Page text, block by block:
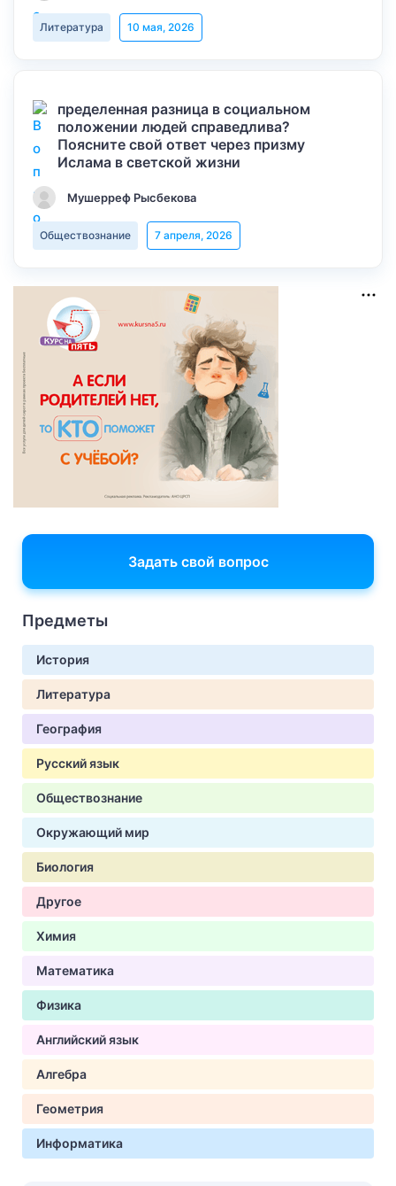
Литература 10 мая, 2026
пределенная разница в социальном
положении людей справедлива?
Поясните свой ответ через призму
Ислама в светской жизни
Мушерреф Рысбекова
Обществознание 7 апреля, 2026
Задать свой вопрос
Предметы
История
Литература
География
Русский язык
Обществознание
Окружающий мир
Биология
Другое
Химия
Математика
Физика
Английский язык
Алгебра
Геометрия
Информатика